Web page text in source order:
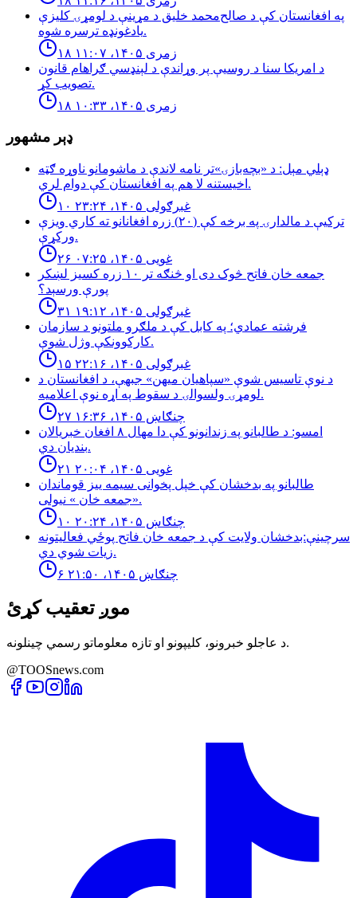
په افغانستان کې د صالح‌محمد خلیق د مړینې د لومړۍ کلیزې
یادغونډه ترسره شوه.
۱۸ زمری ۱۴۰۵، ۱۱:۰۷
د امریکا سنا د روسیې پر وړاندې د لېنډسي ګراهام قانون
تصویب کړ.
۱۸ زمری ۱۴۰۵، ۱۰:۳۳
ډېر مشهور
ډېلي مېل: د «بچه‌بازۍ»تر نامه لاندې د ماشومانو ناوړه ګټه
اخیستنه لا هم په افغانستان کې دوام لري.
۱۰ غبرګولی ۱۴۰۵، ۲۳:۲۴
تركيې د مالدارۍ په برخه كې (٢٠) زره افغانانو ته كاري ويزې
وركړې.
۲۶ غویی ۱۴۰۵، ۰۷:۲۵
جمعه خان فاتح څوک دی او څنګه تر ۱۰ زره کسیز لښکر
پورې ورسېد؟
۳۱ غبرګولی ۱۴۰۵، ۱۹:۱۲
فرشته عمادي؛ په کابل کې د ملګرو ملتونو د سازمان
کارکوونکې وژل شوې.
۱۵ غبرګولی ۱۴۰۵، ۲۲:۱۶
د نوې تاسیس شوې «سپاهیان میهن» جبهې، د افغانستان د
لومړۍ ولسوالۍ د سقوط په اړه نوې اعلامیه.
۲۷ چنګاښ ۱۴۰۵، ۱۶:۳۶
امسو: د طالبانو په زندانونو كې دا مهال ٨ افغان خبريالان
بنديان دي.
۲۱ غویی ۱۴۰۵، ۲۰:۰۴
طالبانو په بدخشان كې خپل پخوانى سيمه ييز قوماندان
«جمعه خان » نيولى.
۱۰ چنګاښ ۱۴۰۵، ۲۰:۲۴
سرچینې:بدخشان ولایت کې د جمعه خان فاتح پوځي فعالیتونه
زیات شوي دي.
۶ چنګاښ ۱۴۰۵، ۲۱:۵۰
موږ تعقیب کړئ
د عاجلو خبرونو، کلیپونو او تازه معلوماتو رسمي چینلونه.
@TOOSnews.com